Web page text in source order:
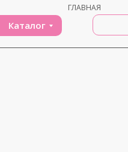
ГЛАВНАЯ
Каталог